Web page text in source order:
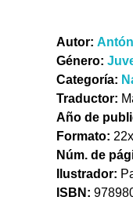
Autor:
Género:
Categoría:
Traductor:
Año de
Formato:
Núm. de
Ilustrador:
ISBN: